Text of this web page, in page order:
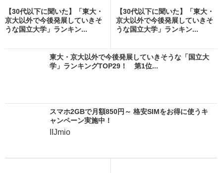
【30代以下に聞いた】「東大・
京大以外で今後発展していきそ
うな国立大学」ランキン...
【30代以下に聞いた】「東大・
京大以外で今後発展していきそ
うな国立大学」ランキン...
東大・京大以外で今後発展していきそうな「国立大
学」ランキングTOP29！ 第1位...
スマホ2GBで月額850円～ 格安SIMをお得に使うキ
ャンペーン実施中！
IIJmio